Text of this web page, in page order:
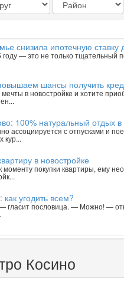
снизила ипотечную
году — это не только тщательный
шансы получить
в новостройке и хотите
100% натуральный отдых в
ассоциируется с отпусками и
кур...
в новостройке
моменту покупки квартиры, ему
угодить всем?
гласит пословица. — Можно! —
Косино